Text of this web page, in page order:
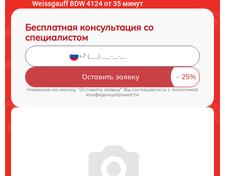
Weissgauff BDW 4124 от 35 минут
Бесплатная консультация со
специалистом
Оставить заявку
Нажимая на кнопку "Оставить заявку" Вы соглашаетесь cполитикой
конфиденциальности